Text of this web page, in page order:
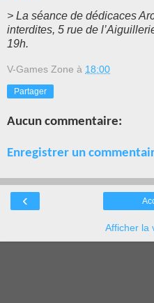
> La séance de dédicaces
interdites, 5 rue de
19h.
V-Games Zone à 18:00
Partager
Aucun commentaire:
Enregistrer un
‹
Afficher la